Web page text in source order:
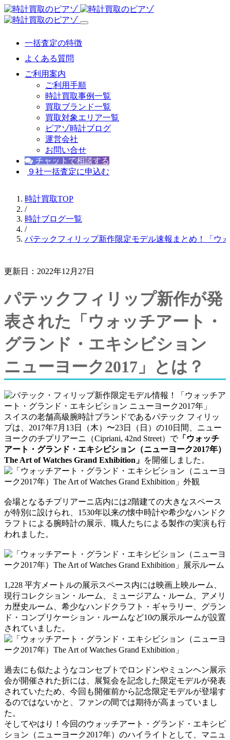
一括査定の特徴
よくある質問
ご利用案内
ご利用手順
時計買取事例一覧
買取ブランド一覧
買取対象エリア一覧
ピアゾ時計ブログ
運営会社
お問い合せ
チャットで相談する
９社一括査定に申込む
時計買取TOP
/
時計ブログ一覧
/
パテックフィリップ新作限定モデル速報まとめ！「ウ
更新日：2022年12月27日
パテックフィリップ新作が発
表された「ウォッチアート・
グランド・エキシビション
ニューヨーク2017」とは？
スイスの老舗高級腕時計ブランドであるパテック フィリッ
プは、2017年7月13日（木）〜23日（日）の10日間、ニュー
ヨークのチプリアーニ（Cipriani, 42nd Street）で「ウォッチ
アート・グランド・エキシビション（ニューヨーク2017年）
The Art of Watches Grand Exhibition」 を開催しました。
会場となるチプリアーニ店内には2階建ての大きなスペース
が特別に設けられ、1530年以来の懐中時計や希少なハンドク
ラフトによる腕時計の展示、職人たちによる製作の実演も行
われました。
1,228 平方メートルの展示スペース内には映画上映ルーム、
現行コレクション・ルーム、ミュージアム・ルーム、アメリ
カ歴史ルーム、希少なハンドクラフト・ギャラリー、グラン
ド・コンプリケーション・ルームなど10の展示ルームが設置
されていました。
過去にも似たようなコンセプトでロンドンやミュンヘン展示
会が開催された折には、展覧会を記念した限定モデルが発表
されていたため、今回も開催前から記念限定モデルが登場す
るのではないかと、ファンの間では期待が高まっていまし
た。
そしてやはり！今回のウォッチアート・グランド・エキシビ
ション（ニューヨーク2017年）のハイライトとして、マニュ